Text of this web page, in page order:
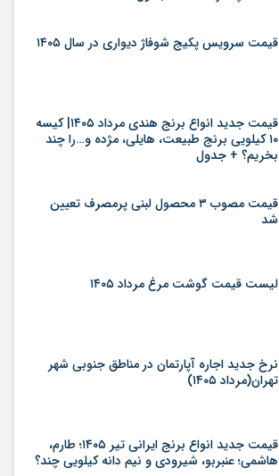
قیمت سرویس پکیج شوفاژ دیواری در سال ۱۴۰۵
قیمت جدید انواع برنج هندی مرداد ۱۴۰۵| کیسه
۱۰ کیلویی برنج طبیعت، هایلی، مژده و…را چند
بخریم؟ + جدول
قیمت مصوب ۳ محصول لبنی پرمصرف تعیین
شد
لیست قیمت گوشت مرغ مرداد ۱۴۰۵
نرخ جدید اجاره آپارتمان در مناطق جنوبی شهر
تهران(مرداد ۱۴۰۵)
قیمت جدید انواع برنج ایرانی تیر ۱۴۰۵؛ طارم،
هاشمی؛ عنبربو، شیرودی و نیم دانه کیلویی چند؟